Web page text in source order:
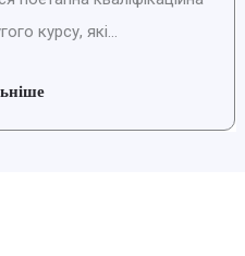
курсу, які...